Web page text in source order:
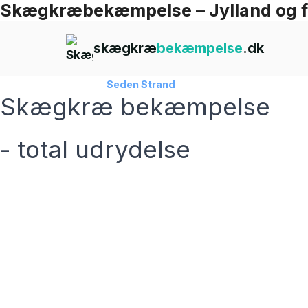
Skip
Skægkræbekæmpelse – Jylland og
skægkræbekæmpelse.dk
Seden Strand
Skægkræ bekæmpelse
- total udrydelse